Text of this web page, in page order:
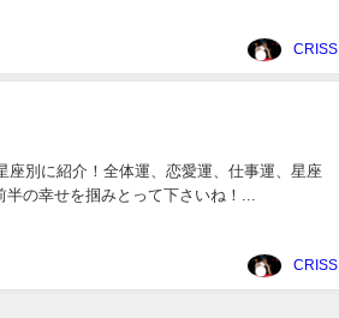
CRISS
座別に紹介！全体運、恋愛運、仕事運、星座
の幸せを掴みとって下さいね！...
CRISS